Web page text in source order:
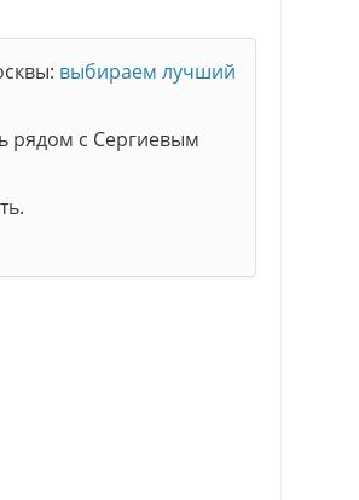
выбираем лучший
рядом с Сергиевым